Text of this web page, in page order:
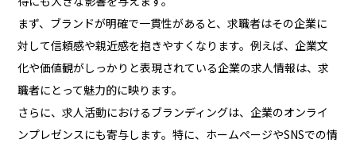
まず、ブランドが明確で一貫性があると、求職者はその企業に
対して信頼感や親近感を抱きやすくなります。例えば、企業文
化や価値観がしっかりと表現されている企業の求人情報は、求
職者にとって魅力的に映ります。
さらに、求人活動におけるブランディングは、企業のオンライ
ンプレゼンスにも寄与します。特に、ホームページやSNSでの情